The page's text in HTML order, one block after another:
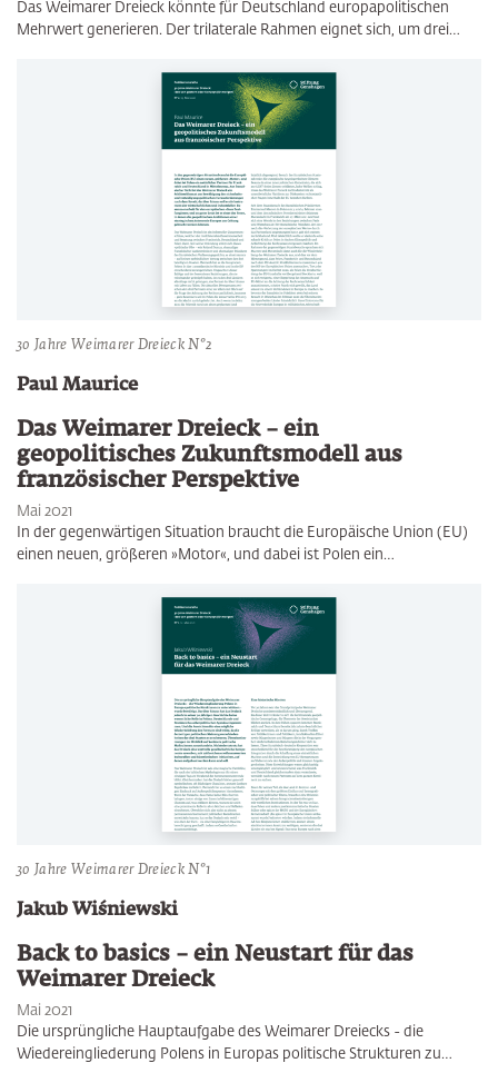
Das Weimarer Dreieck könnte für Deutschland europapolitischen
Mehrwert generieren. Der trilaterale Rahmen eignet sich, um drei…
30 Jahre Weimarer Dreieck N°2
Paul Maurice
Das Weimarer Dreieck – ein
geopolitisches Zukunftsmodell aus
französischer Perspektive
Mai 2021
In der gegenwärtigen Situation braucht die Europäische Union (EU)
einen neuen, größeren »Motor«, und dabei ist Polen ein…
30 Jahre Weimarer Dreieck N°1
Jakub Wiśniewski
Back to basics – ein Neustart für das
Weimarer Dreieck
Mai 2021
Die ursprüngliche Hauptaufgabe des Weimarer Dreiecks - die
Wiedereingliederung Polens in Europas politische Strukturen zu…